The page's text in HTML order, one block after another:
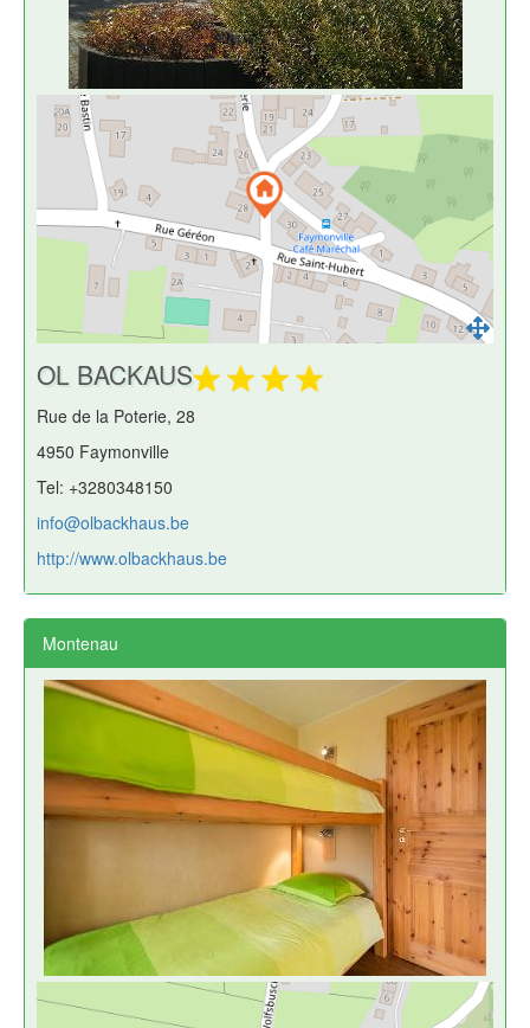
OL BACKAUS
Rue de la Poterie, 28
4950 Faymonville
Tel: +3280348150
info@olbackhaus.be
http://www.olbackhaus.be
Montenau